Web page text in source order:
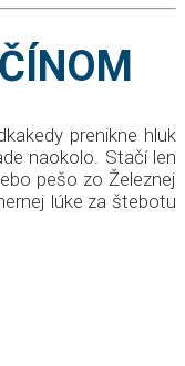
prenikne hluk
naokolo. Stačí len
pešo zo Železnej
lúke za štebotu